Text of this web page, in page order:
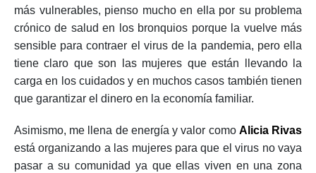
más vulnerables, pienso mucho en ella por su problema
crónico de salud en los bronquios porque la vuelve más
sensible para contraer el virus de la pandemia, pero ella
tiene claro que son las mujeres que están llevando la
carga en los cuidados y en muchos casos también tienen
que garantizar el dinero en la economía familiar.
Asimismo, me llena de energía y valor como Alicia Rivas
está organizando a las mujeres para que el virus no vaya
pasar a su comunidad ya que ellas viven en una zona